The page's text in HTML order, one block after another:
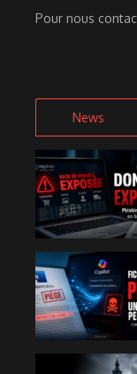
Pour nous
News